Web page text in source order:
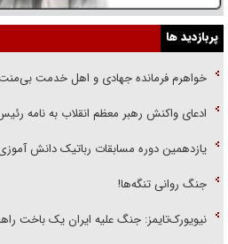
پربازدید ها
خواهرم فرمانده جهادی و اهل خدمت
ادعای واکنش رهبر معظم انقلاب به نامه
یازدهمین دوره مسابقات رباتیک دانش
جنگ روانی تنگه‌ها!
نیویورک‌تایمز: جنگ علیه ایران یک باخت